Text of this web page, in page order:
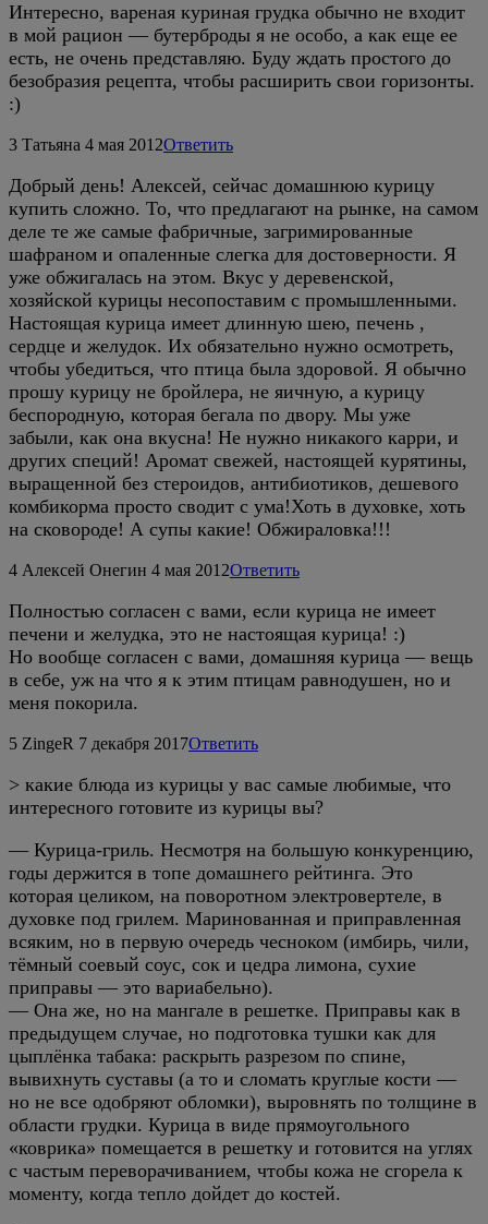
Интересно, вареная куриная грудка обычно не входит
в мой рацион — бутерброды я не особо, а как еще ее
есть, не очень представляю. Буду ждать простого до
безобразия рецепта, чтобы расширить свои горизонты.
:)
3 Татьяна 4 мая 2012Ответить
Добрый день! Алексей, сейчас домашнюю курицу
купить сложно. То, что предлагают на рынке, на самом
деле те же самые фабричные, загримированные
шафраном и опаленные слегка для достоверности. Я
уже обжигалась на этом. Вкус у деревенской,
хозяйской курицы несопоставим с промышленными.
Настоящая курица имеет длинную шею, печень ,
сердце и желудок. Их обязательно нужно осмотреть,
чтобы убедиться, что птица была здоровой. Я обычно
прошу курицу не бройлера, не яичную, а курицу
беспородную, которая бегала по двору. Мы уже
забыли, как она вкусна! Не нужно никакого карри, и
других специй! Аромат свежей, настоящей курятины,
выращенной без стероидов, антибиотиков, дешевого
комбикорма просто сводит с ума!Хоть в духовке, хоть
на сковороде! А супы какие! Обжираловка!!!
4 Алексей Онегин 4 мая 2012Ответить
Полностью согласен с вами, если курица не имеет
печени и желудка, это не настоящая курица! :)
Но вообще согласен с вами, домашняя курица — вещь
в себе, уж на что я к этим птицам равнодушен, но и
меня покорила.
5 ZingeR 7 декабря 2017Ответить
> какие блюда из курицы у вас самые любимые, что
интересного готовите из курицы вы?
— Курица-гриль. Несмотря на большую конкуренцию,
годы держится в топе домашнего рейтинга. Это
которая целиком, на поворотном электровертеле, в
духовке под грилем. Маринованная и приправленная
всяким, но в первую очередь чесноком (имбирь, чили,
тёмный соевый соус, сок и цедра лимона, сухие
приправы — это вариабельно).
— Она же, но на мангале в решетке. Приправы как в
предыдущем случае, но подготовка тушки как для
цыплёнка табака: раскрыть разрезом по спине,
вывихнуть суставы (а то и сломать круглые кости —
но не все одобряют обломки), выровнять по толщине в
области грудки. Курица в виде прямоугольного
«коврика» помещается в решетку и готовится на углях
с частым переворачиванием, чтобы кожа не сгорела к
моменту, когда тепло дойдет до костей.